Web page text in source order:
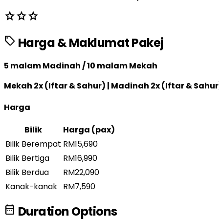
starstarstar
sell Harga & Maklumat Pakej
5 malam Madinah / 10 malam Mekah
Mekah 2x (Iftar & Sahur) | Madinah 2x (Iftar &
Harga
Bilik
Harga (pax)
Bilik Berempat RM15,690
Bilik Bertiga
RM16,990
Bilik Berdua
RM22,090
Kanak-kanak RM7,590
date_range Duration Options